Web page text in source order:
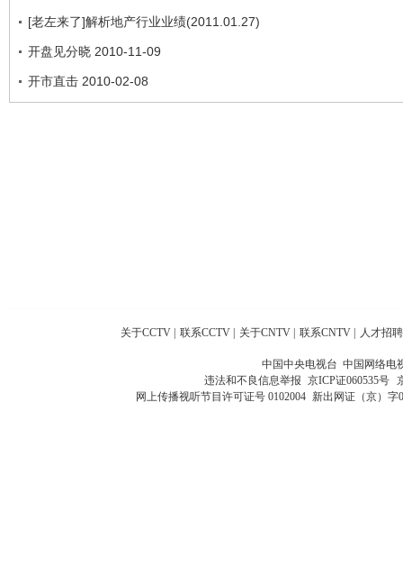
[老左来了]解析地产行业业绩(2011.01.27)
开盘见分晓 2010-11-09
开市直击 2010-02-08
关于CCTV 联系CCTV 关于CNTV 联系CNTV 人才招聘
中国中央电视台 中国网络电
违法和不良信息举报 京ICP证060535号
网上传播视听节目许可证号 0102004 新出网证（京）